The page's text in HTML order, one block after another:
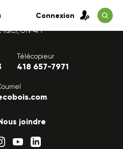
Connexion
Bureau 200
G1V 4P1
Télécopieur
418 657-7971
joindre